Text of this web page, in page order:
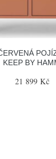
KEEP BY
21 899 Kč